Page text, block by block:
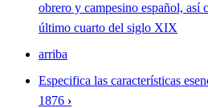
obrero y campesino español, así
último cuarto del siglo XIX
arriba
Especifica las características
1876 ›